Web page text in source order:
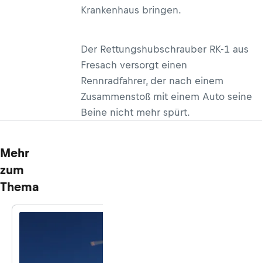
Krankenhaus bringen.
Der Rettungshubschrauber RK-1 aus
Fresach versorgt einen
Rennradfahrer, der nach einem
Zusammenstoß mit einem Auto seine
Beine nicht mehr spürt.
Mehr
zum
Thema